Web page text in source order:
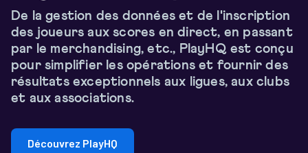
De la gestion des données et de l'inscription
des joueurs aux scores en direct, en passant
par le merchandising, etc., PlayHQ est conçu
pour simplifier les opérations et fournir des
résultats exceptionnels aux ligues, aux clubs
et aux associations.
Découvrez PlayHQ